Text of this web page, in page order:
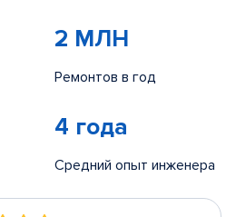
2 МЛН
Ремонтов в год
4 года
Средний опыт инженера